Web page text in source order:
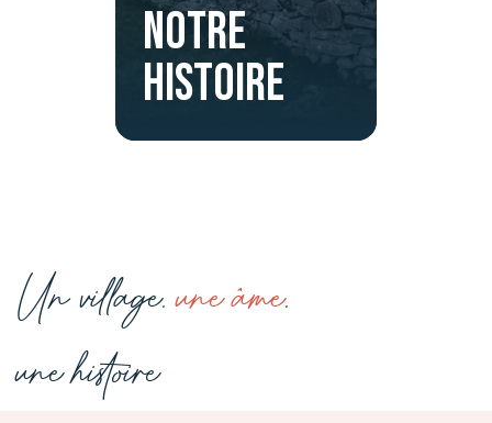
Notre
histoire
Un village,une âme,
une histoire